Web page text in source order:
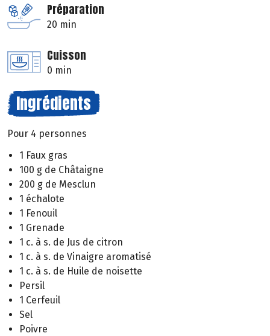
Préparation
20 min
Cuisson
0 min
Ingrédients
Pour 4 personnes
1 Faux gras
100 g de Châtaigne
200 g de Mesclun
1 échalote
1 Fenouil
1 Grenade
1 c. à s. de Jus de citron
1 c. à s. de Vinaigre aromatisé
1 c. à s. de Huile de noisette
Persil
1 Cerfeuil
Sel
Poivre